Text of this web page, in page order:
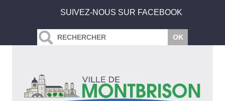
SUIVEZ-NOUS SUR FACEBOOK